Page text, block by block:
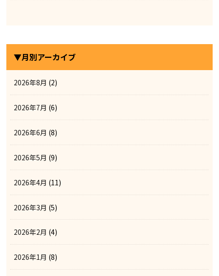
▼月別アーカイブ
2026年8月 (2)
2026年7月 (6)
2026年6月 (8)
2026年5月 (9)
2026年4月 (11)
2026年3月 (5)
2026年2月 (4)
2026年1月 (8)